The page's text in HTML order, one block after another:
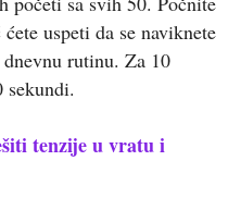
uspeti da se naviknete
rutinu. Za 10
sekundi.
tenzije u vratu i